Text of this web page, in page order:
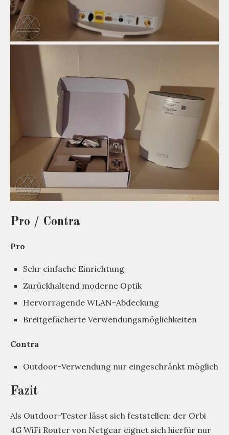
Pro / Contra
Pro
Sehr einfache Einrichtung
Zurückhaltend moderne Optik
Hervorragende WLAN-Abdeckung
Breitgefächerte Verwendungsmöglichkeiten
Contra
Outdoor-Verwendung nur eingeschränkt möglich
Fazit
Als Outdoor-Tester lässt sich feststellen: der Orbi
4G WiFi Router von Netgear eignet sich hierfür nur